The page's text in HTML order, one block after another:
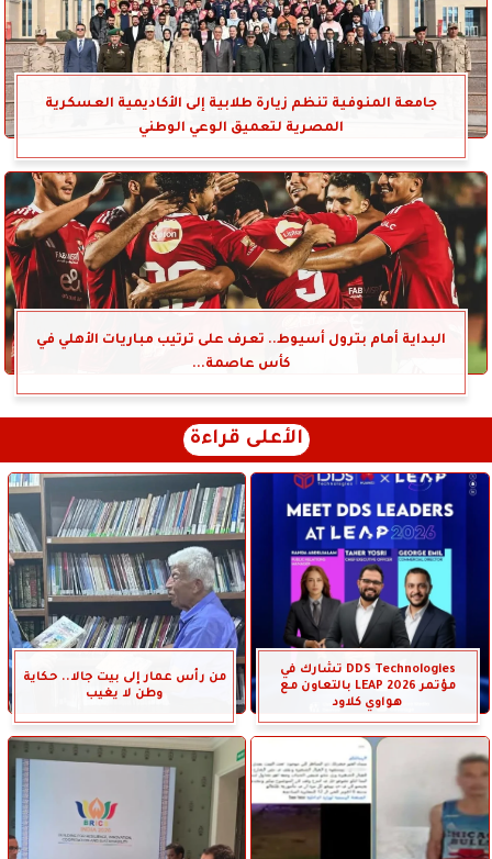
جامعة المنوفية تنظم زيارة طلابية إلى الأكاديمية العسكرية
المصرية لتعميق الوعي الوطني
البداية أمام بترول أسيوط.. تعرف على ترتيب مباريات الأهلي في
كأس عاصمة...
الأعلى قراءة
DDS Technologies تشارك في
مؤتمر LEAP 2026 بالتعاون مع
هواوي كلاود
من رأس عمار إلى بيت جالا.. حكاية
وطن لا يغيب